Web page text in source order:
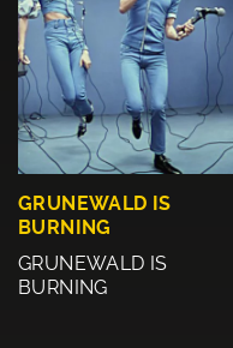
GRUNEWALD IS
BURNING
GRUNEWALD IS
BURNING